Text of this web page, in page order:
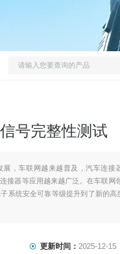
号完整性测试
展，车联网越来越普及，汽车连接
接器等应用越来越广泛。在车联网
系统安全可靠等级提升到了新的高
更新时间： 2025-12-15